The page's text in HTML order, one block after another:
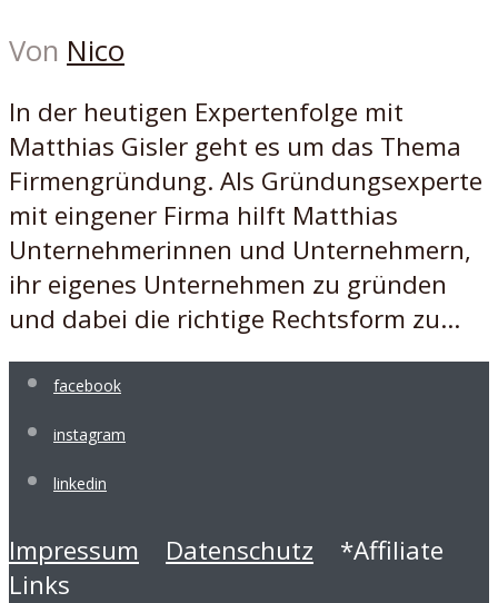
Von Nico
In der heutigen Expertenfolge mit
Matthias Gisler geht es um das Thema
Firmengründung. Als Gründungsexperte
mit eingener Firma hilft Matthias
Unternehmerinnen und Unternehmern,
ihr eigenes Unternehmen zu gründen
und dabei die richtige Rechtsform zu...
facebook
instagram
linkedin
Impressum Datenschutz *Affiliate
Links